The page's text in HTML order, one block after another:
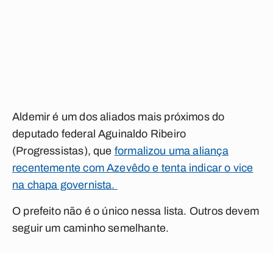
Aldemir é um dos aliados mais próximos do
deputado federal Aguinaldo Ribeiro
(Progressistas), que formalizou uma aliança
recentemente com Azevêdo e tenta indicar o vice
na chapa governista.
O prefeito não é o único nessa lista. Outros devem
seguir um caminho semelhante.